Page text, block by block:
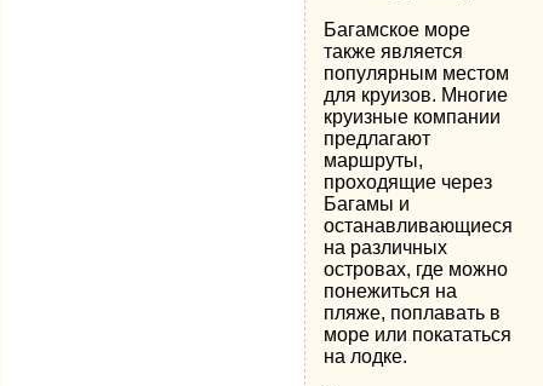
Багамское море
также является
популярным местом
для круизов. Многие
круизные компании
предлагают
маршруты,
проходящие через
Багамы и
останавливающиеся
на различных
островах, где можно
понежиться на
пляже, поплавать в
море или покататься
на лодке.